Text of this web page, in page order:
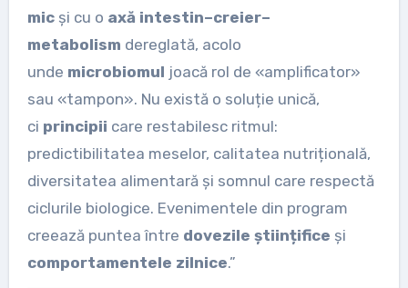
micși cu o axă intestin–creier–
metabolism dereglată, acolo
unde microbiomul joacă rol de «amplificator»
sau «tampon». Nu există o soluție unică,
ci principii care restabilesc ritmul:
predictibilitatea meselor, calitatea nutrițională,
diversitatea alimentară și somnul care respectă
ciclurile biologice. Evenimentele din program
creează puntea între dovezile științifice și
comportamentele zilnice.”